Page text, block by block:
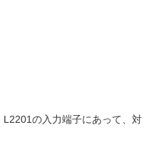
の入力端子にあって、対